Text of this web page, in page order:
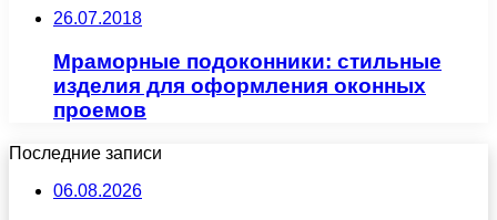
26.07.2018
Мраморные подоконники: стильные
изделия для оформления оконных
проемов
Последние записи
06.08.2026